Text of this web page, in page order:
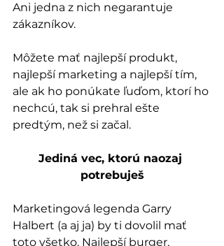
Ani jedna z nich negarantuje
zákazníkov.
Môžete mať najlepší produkt,
najlepší marketing a najlepší tím,
ale ak ho ponúkate ľuďom, ktorí ho
nechcú, tak si prehral ešte
predtým, než si začal.
Jediná vec, ktorú naozaj
potrebuješ
Marketingová legenda Garry
Halbert (a aj ja) by ti dovolil mať
toto všetko. Najlepší burger,